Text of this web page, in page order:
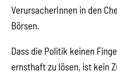
VerursacherInnen in den
Börsen.
Dass die Politik keinen
ernsthaft zu lösen, ist kein